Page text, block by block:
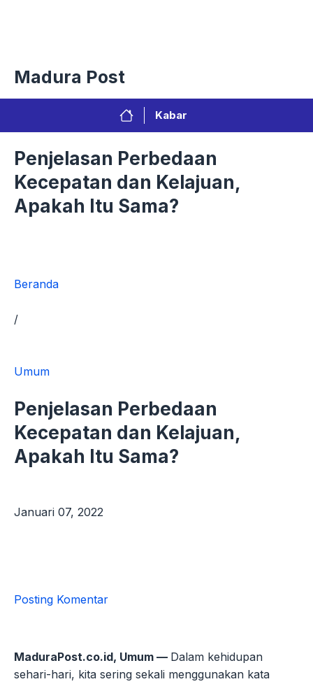
Madura Post
Kabar
Penjelasan Perbedaan
Kecepatan dan Kelajuan,
Apakah Itu Sama?
Beranda
/
Umum
Penjelasan Perbedaan
Kecepatan dan Kelajuan,
Apakah Itu Sama?
Januari 07, 2022
Posting Komentar
MaduraPost.co.id, Umum — Dalam kehidupan
sehari-hari, kita sering sekali menggunakan kata